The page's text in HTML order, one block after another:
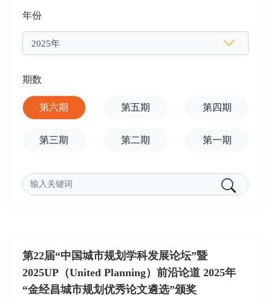
年份
期数
第六期 第五期 第四期
第三期 第二期 第一期
第22届“中国城市规划学科发展论坛”暨
2025UP（United Planning）前沿论道 2025年
“金经昌城市规划优秀论文遴选”颁奖